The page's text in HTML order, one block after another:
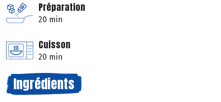
Préparation
20 min
Cuisson
20 min
Ingrédients